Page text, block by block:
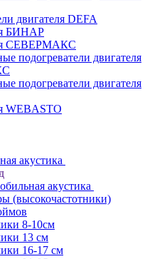
двигателя DEFA
БИНАР
СЕВЕРМАКС
подогреватели двигателя
подогреватели двигателя
WEBASTO
акустика
акустика
(высокочастотники)
8-10см
13 см
16-17 см